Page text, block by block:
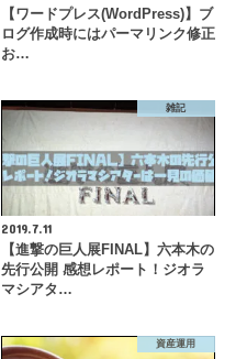
【ワードプレス(WordPress)】ブ
ログ作成時にはパーマリンク修正
お…
雑記
2019.7.11
【進撃の巨人展FINAL】六本木の
先行公開 感想レポート！ジオラ
マシアタ…
資産運用